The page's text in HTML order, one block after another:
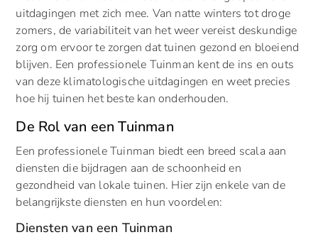
uitdagingen met zich mee. Van natte winters tot droge
zomers, de variabiliteit van het weer vereist deskundige
zorg om ervoor te zorgen dat tuinen gezond en bloeiend
blijven. Een professionele Tuinman kent de ins en outs
van deze klimatologische uitdagingen en weet precies
hoe hij tuinen het beste kan onderhouden.
De Rol van een Tuinman
Een professionele Tuinman biedt een breed scala aan
diensten die bijdragen aan de schoonheid en
gezondheid van lokale tuinen. Hier zijn enkele van de
belangrijkste diensten en hun voordelen:
Diensten van een Tuinman